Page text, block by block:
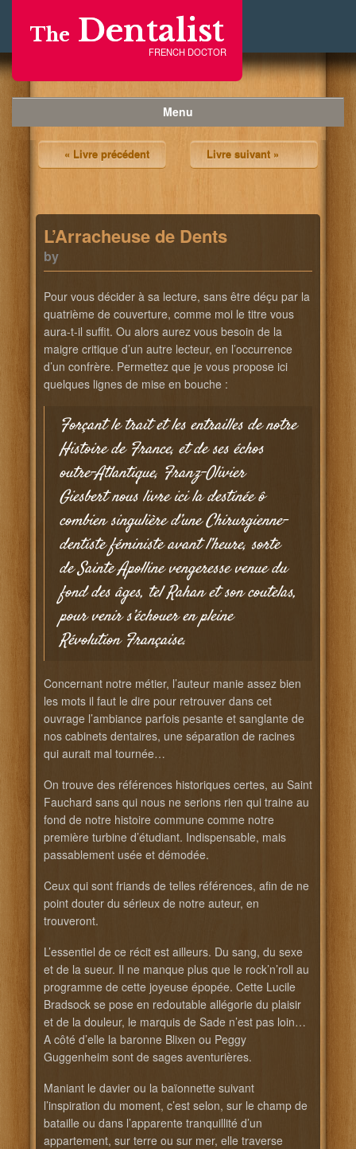
The Dentalist
FRENCH DOCTOR
Menu
« Livre précédent Livre suivant »
L’Arracheuse de Dents
by
Pour vous décider à sa lecture, sans être déçu par la
quatrième de couverture, comme moi le titre vous
aura-t-il suffit. Ou alors aurez vous besoin de la
maigre critique d’un autre lecteur, en l’occurrence
d’un confrère. Permettez que je vous propose ici
quelques lignes de mise en bouche :
Forçant le trait et les entrailles de notre
Histoire de France, et de ses échos
outre-Atlantique, Franz-Olivier
Giesbert nous livre ici la destinée ô
combien singulière d’une Chirurgienne-
dentiste féministe avant l’heure, sorte
de Sainte Apolline vengeresse venue du
fond des âges, tel Rahan et son coutelas,
pour venir s’échouer en pleine
Révolution Française.
Concernant notre métier, l’auteur manie assez bien
les mots il faut le dire pour retrouver dans cet
ouvrage l’ambiance parfois pesante et sanglante de
nos cabinets dentaires, une séparation de racines
qui aurait mal tournée…
On trouve des références historiques certes, au Saint
Fauchard sans qui nous ne serions rien qui traine au
fond de notre histoire commune comme notre
première turbine d’étudiant. Indispensable, mais
passablement usée et démodée.
Ceux qui sont friands de telles références, afin de ne
point douter du sérieux de notre auteur, en
trouveront.
L’essentiel de ce récit est ailleurs. Du sang, du sexe
et de la sueur. Il ne manque plus que le rock’n’roll au
programme de cette joyeuse épopée. Cette Lucile
Bradsock se pose en redoutable allégorie du plaisir
et de la douleur, le marquis de Sade n’est pas loin…
A côté d’elle la baronne Blixen ou Peggy
Guggenheim sont de sages aventurières.
Maniant le davier ou la baïonnette suivant
l’inspiration du moment, c’est selon, sur le champ de
bataille ou dans l’apparente tranquillité d’un
appartement, sur terre ou sur mer, elle traverse